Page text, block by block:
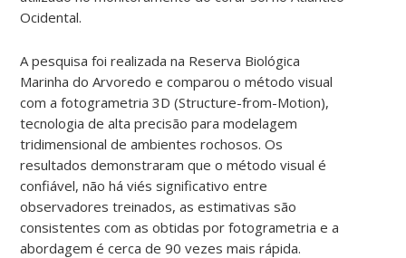
Ocidental.
A pesquisa foi realizada na Reserva Biológica
Marinha do Arvoredo e comparou o método visual
com a fotogrametria 3D (Structure-from-Motion),
tecnologia de alta precisão para modelagem
tridimensional de ambientes rochosos. Os
resultados demonstraram que o método visual é
confiável, não há viés significativo entre
observadores treinados, as estimativas são
consistentes com as obtidas por fotogrametria e a
abordagem é cerca de 90 vezes mais rápida.